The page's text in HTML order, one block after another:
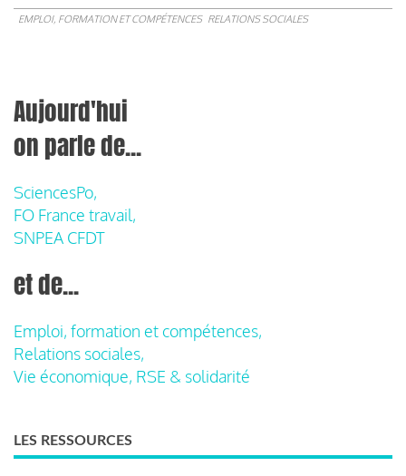
EMPLOI, FORMATION ET COMPÉTENCES RELATIONS SOCIALES
Aujourd'hui
on parle de...
SciencesPo,
FO France travail,
SNPEA CFDT
et de...
Emploi, formation et compétences,
Relations sociales,
Vie économique, RSE & solidarité
LES RESSOURCES